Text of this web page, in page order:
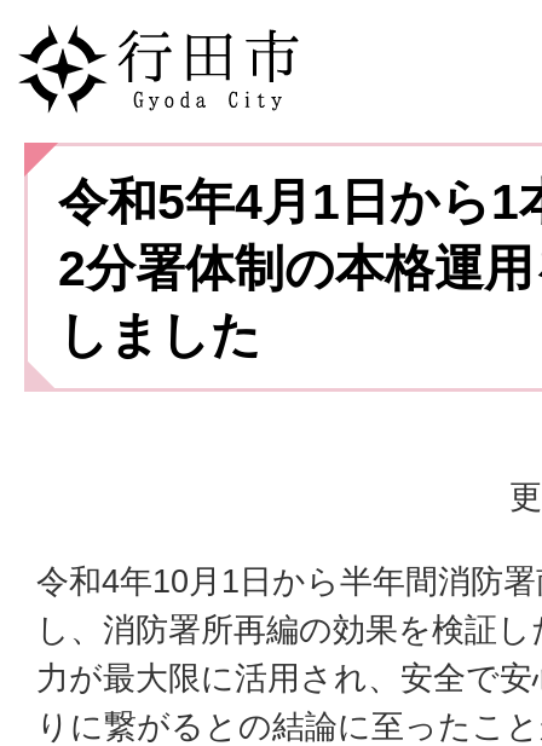
令和5年4月1日から1
2分署体制の本格運
しました
令和4年10月1日から半年間消防
し、消防署所再編の効果を検証
力が最大限に活用され、安全で
りに繋がるとの結論に至ったこ